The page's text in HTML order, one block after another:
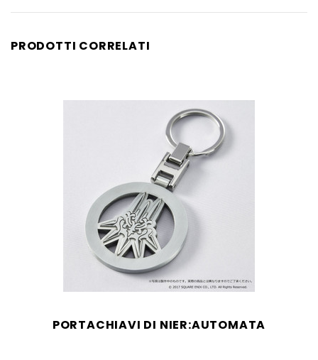
PRODOTTI CORRELATI
PORTACHIAVI DI NIER:AUTOMATA